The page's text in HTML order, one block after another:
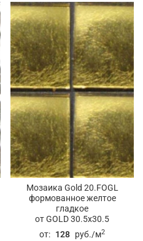
Мозаика Gold 20.FOGL
формованное желтое
гладкое
от GOLD 30.5x30.5
от: 128 руб./м2